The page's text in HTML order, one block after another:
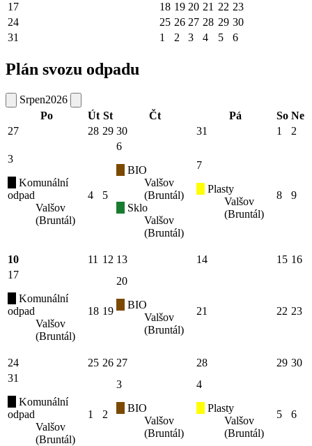
17 18 19 20 21 22 23
24
25 26 27 28 29 30
31
1 2 3 4 5 6
Plán svozu odpadu
Srpen2026
Po
Út St Čt Pá So Ne
27
28 29 30 31 1 2
3
Komunální
odpad
Valšov
(Bruntál)
4 5
6
BIO
Valšov
(Bruntál)
Sklo
Valšov
(Bruntál)
7
Plasty
Valšov
(Bruntál)
8 9
10 11 12 13 14 15 16
17
Komunální
odpad
Valšov
(Bruntál)
18 19
20
BIO
Valšov
(Bruntál)
21 22 23
24 25 26 27 28 29 30
31
Komunální
odpad
Valšov
(Bruntál)
1 2
3
BIO
Valšov
(Bruntál)
4
Plasty
Valšov
(Bruntál)
5 6